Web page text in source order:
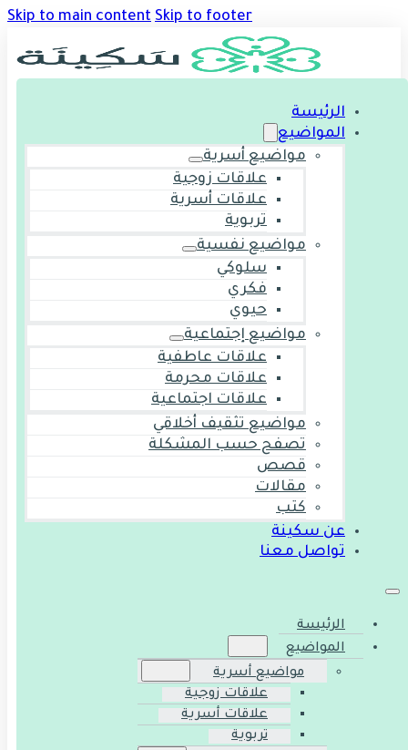
Skip to main content Skip to footer
الرئيسة
المواضيع
مواضيع أسرية
علاقات زوجية
علاقات أسرية
تربوية
مواضيع نفسية
سلوكي
فكري
حيوي
مواضيع إجتماعية
علاقات عاطفية
علاقات محرمة
علاقات اجتماعية
مواضيع تثقيف أخلاقي
تصفح حسب المشكلة
قصص
مقالات
كتب
عن سكينة
تواصل معنا
الرئيسة
المواضيع
مواضيع أسرية
علاقات زوجية
علاقات أسرية
تربوية